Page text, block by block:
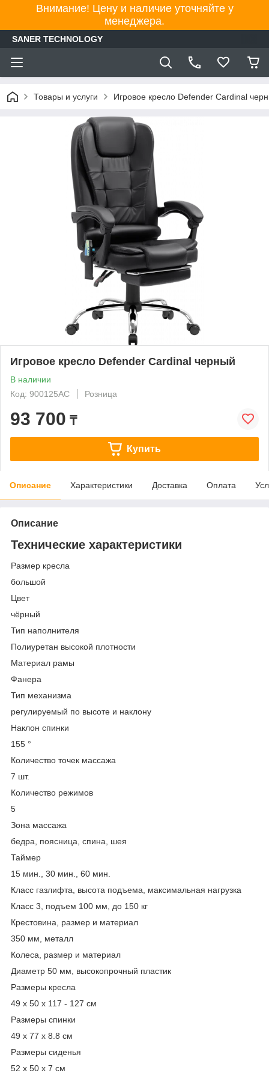
Внимание! Цену и наличие уточняйте у
менеджера.
SANER TECHNOLOGY
Товары и услуги Игровое кресло Defender Cardinal
Игровое кресло Defender Cardinal черный
В наличии
Код: 900125AC
Розница
93 700 ₸
Купить
Описание Характеристики Доставка Оплата
Описание
Технические характеристики
Размер кресла
большой
Цвет
чёрный
Тип наполнителя
Полиуретан высокой плотности
Материал рамы
Фанера
Тип механизма
регулируемый по высоте и наклону
Наклон спинки
155 °
Количество точек массажа
7 шт.
Количество режимов
5
Зона массажа
бедра, поясница, спина, шея
Таймер
15 мин., 30 мин., 60 мин.
Класс газлифта, высота подъема, максимальная нагрузка
Класс 3, подъем 100 мм, до 150 кг
Крестовина, размер и материал
350 мм, металл
Колеса, размер и материал
Диаметр 50 мм, высокопрочный пластик
Размеры кресла
49 x 50 x 117 - 127 см
Размеры спинки
49 x 77 x 8.8 см
Размеры сиденья
52 x 50 x 7 см